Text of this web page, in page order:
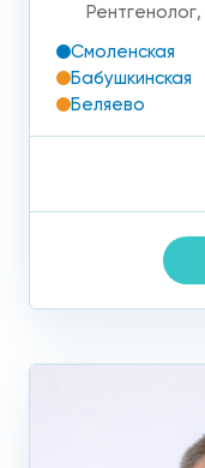
Рентгенолог,
Смоленская
Бабушкинская
Беляево